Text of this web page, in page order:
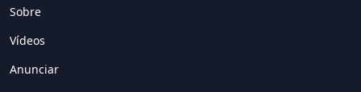
Sobre
Vídeos
Anunciar